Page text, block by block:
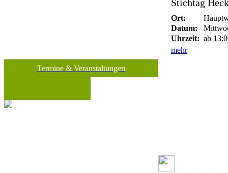
Termine & Veranstaltungen
Stichtag
Ort:
Datum:
Uhrzeit: ab
mehr